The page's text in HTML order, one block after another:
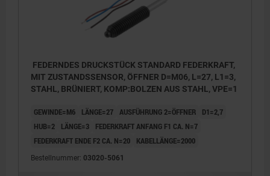
FEDERNDES DRUCKSTÜCK STANDARD FEDERKRAFT,
MIT ZUSTANDSSENSOR, ÖFFNER D=M06, L=27, L1=3,
STAHL, BRÜNIERT, KOMP:BOLZEN AUS STAHL, VPE=1
GEWINDE=M6 LÄNGE=27 AUSFÜHRUNG 2=ÖFFNER
D1=2,7
HUB=2
LÄNGE=3
FEDERKRAFT ANFANG F1 CA. N=7
FEDERKRAFT ENDE F2 CA. N=20
KABELLÄNGE=2000
Bestellnummer: 03020-5061